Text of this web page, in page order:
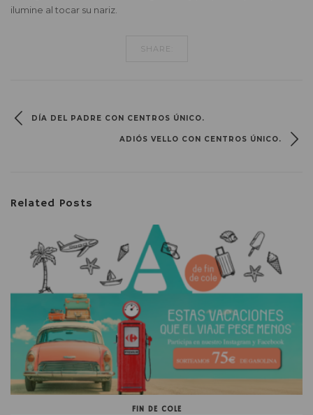
ilumine al tocar su nariz.
SHARE:
DÍA DEL PADRE CON CENTROS ÚNICO.
ADIÓS VELLO CON CENTROS ÚNICO.
Related Posts
FIN DE COLE